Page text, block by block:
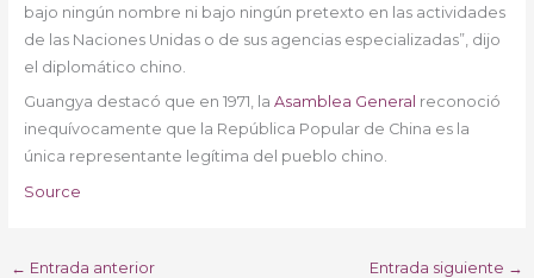
bajo ningún nombre ni bajo ningún pretexto en las actividades
de las Naciones Unidas o de sus agencias especializadas”, dijo
el diplomático chino.
Guangya destacó que en 1971, la Asamblea General reconoció
inequívocamente que la República Popular de China es la
única representante legítima del pueblo chino.
Source
← Entrada anterior Entrada siguiente →